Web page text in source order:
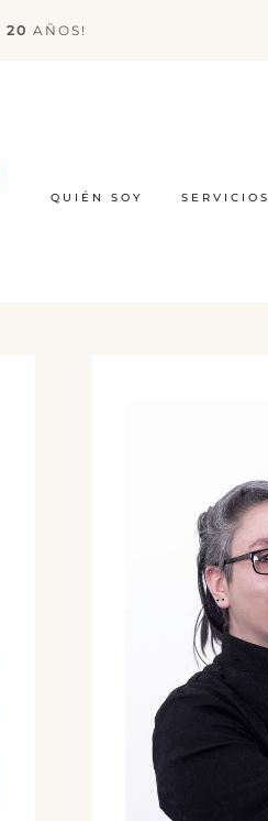
20 AÑOS!
QUIÉN SOY SERVICIOS